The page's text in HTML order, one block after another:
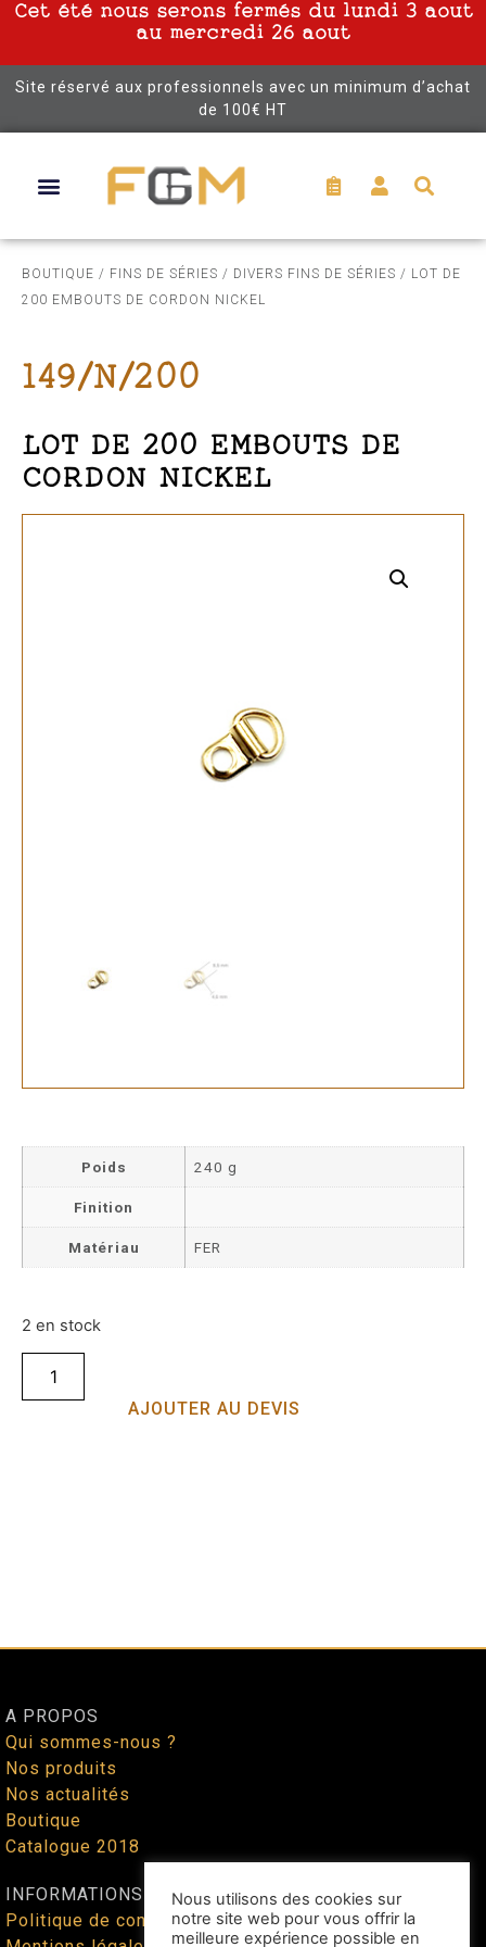
Cet été nous serons fermés du lundi 3 aout
au mercredi 26 aout
Site réservé aux professionnels avec un minimum d’achat
de 100€ HT
BOUTIQUE / FINS DE SÉRIES / DIVERS FINS DE SÉRIES / LOT DE
200 EMBOUTS DE CORDON NICKEL
149/N/200
LOT DE 200 EMBOUTS DE
CORDON NICKEL
Poids 240 g
Finition
Matériau FER
2 en stock
AJOUTER AU DEVIS
A PROPOS
Qui sommes-nous ?
Nos produits
Nos actualités
Boutique
Catalogue 2018
INFORMATIONS
Politique de confidentialité
Nous utilisons des cookies sur
notre site web pour vous offrir la
meilleure expérience possible en